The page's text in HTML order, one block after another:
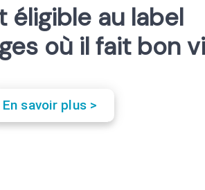
éligible au label
où il fait bon
En savoir plus >